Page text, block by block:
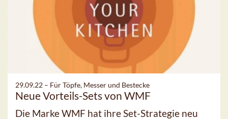
29.09.22 – Für Töpfe, Messer und Bestecke
Neue Vorteils-Sets von WMF
Die Marke WMF hat ihre Set-Strategie neu